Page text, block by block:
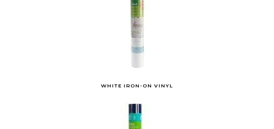
WHITE IRON-ON VINYL